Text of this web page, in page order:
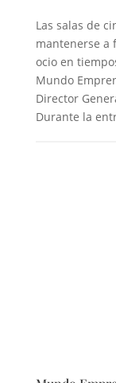
Las salas de
mantenerse a
ocio en
Mundo
Director
Durante la